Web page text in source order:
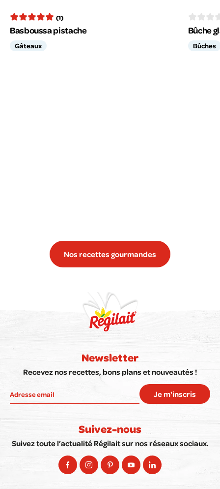
(1)
Basboussa pistache
Gâteaux
Bûche
Bûches
Nos recettes gourmandes
Newsletter
Recevez nos recettes, bons plans et nouveautés !
Je m'inscris
Suivez-nous
Suivez toute l’actualité Régilait sur nos réseaux sociaux.